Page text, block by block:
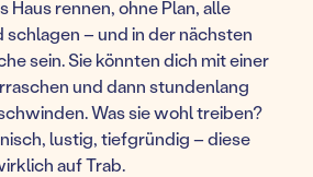
Haus rennen, ohne Plan, alle
schlagen – und in der nächsten
sein. Sie könnten dich mit einer
und dann stundenlang
Was sie wohl treiben?
lustig, tiefgründig – diese
auf Trab.